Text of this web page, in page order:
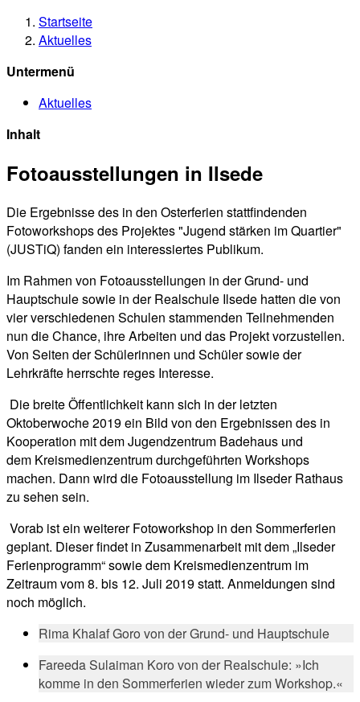
Startseite
Aktuelles
Untermenü
Aktuelles
Inhalt
Fotoausstellungen in Ilsede
Die Ergebnisse des in den Osterferien stattfindenden
Fotoworkshops des Projektes "Jugend stärken im Quartier"
(JUSTiQ) fanden ein interessiertes Publikum.
Im Rahmen von Fotoausstellungen in der Grund- und
Hauptschule sowie in der Realschule Ilsede hatten die von
vier verschiedenen Schulen stammenden Teilnehmenden
nun die Chance, ihre Arbeiten und das Projekt vorzustellen.
Von Seiten der Schülerinnen und Schüler sowie der
Lehrkräfte herrschte reges Interesse.
Die breite Öffentlichkeit kann sich in der letzten
Oktoberwoche 2019 ein Bild von den Ergebnissen des in
Kooperation mit dem Jugendzentrum Badehaus und
dem Kreismedienzentrum durchgeführten Workshops
machen. Dann wird die Fotoausstellung im Ilseder Rathaus
zu sehen sein.
Vorab ist ein weiterer Fotoworkshop in den Sommerferien
geplant. Dieser findet in Zusammenarbeit mit dem „Ilseder
Ferienprogramm“ sowie dem Kreismedienzentrum im
Zeitraum vom 8. bis 12. Juli 2019 statt. Anmeldungen sind
noch möglich.
Rima Khalaf Goro von der Grund- und Hauptschule
Fareeda Sulaiman Koro von der Realschule: »Ich
komme in den Sommerferien wieder zum Workshop.«